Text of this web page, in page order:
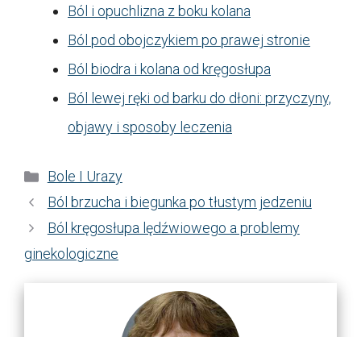
Ból i opuchlizna z boku kolana
Ból pod obojczykiem po prawej stronie
Ból biodra i kolana od kręgosłupa
Ból lewej ręki od barku do dłoni: przyczyny,
objawy i sposoby leczenia
Kategorie
Bole I Urazy
Ból brzucha i biegunka po tłustym jedzeniu
Ból kręgosłupa lędźwiowego a problemy
ginekologiczne